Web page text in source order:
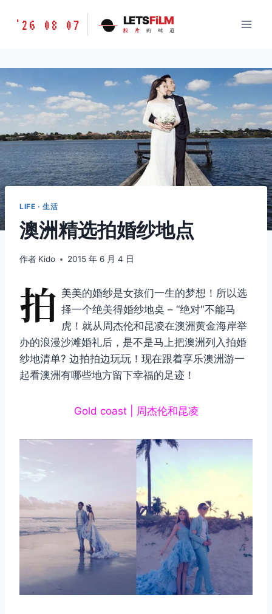
胶
味
道
LETSFILM
'26 08 07 LETSFiLM
胶 片 的 味 道
LIFE · 生活
澳洲精选拍婚纱地点
作者 Kido 2015 年 6 月 4 日
拍 美美的婚纱是女孩们一生的梦想！所以选
择一个绝美得婚纱地奌 – “绝对″不能马
虎！就从周杰伦和昆凌在澳洲黄金海岸举
办的浪漫沙滩婚礼后，是不是马上把澳洲列入拍婚
纱地清单? 边拍拍边玩玩！现在跟着享乐澳洲游一
起看澳洲有哪些地方留下幸福的足迹！
Gold coast | 周杰伦和昆凌